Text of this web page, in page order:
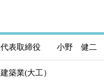
代表取締役 小野 健二
建築業(大工）